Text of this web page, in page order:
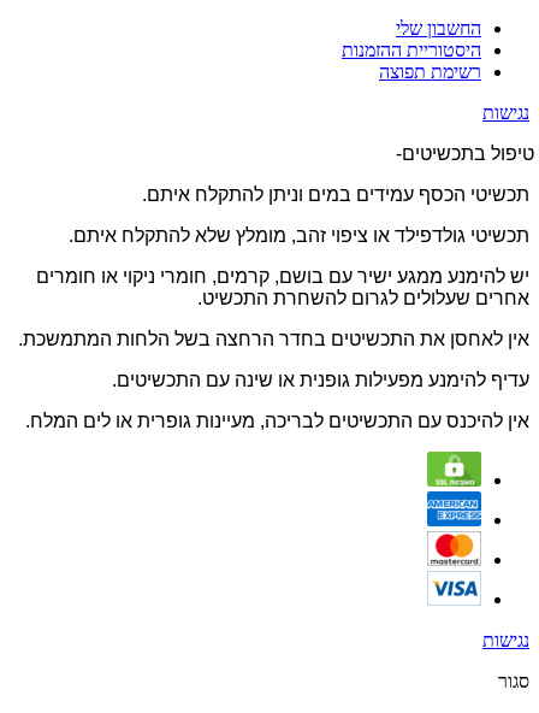
החשבון שלי
היסטוריית ההזמנות
רשימת תפוצה
נגישות
טיפול בתכשיטים-
תכשיטי הכסף עמידים במים וניתן להתקלח איתם.
תכשיטי גולדפילד או ציפוי זהב, מומלץ שלא להתקלח איתם.
יש להימנע ממגע ישיר עם בושם, קרמים, חומרי ניקוי או חומרים
אחרים שעלולים לגרום להשחרת התכשיט.
אין לאחסן את התכשיטים בחדר הרחצה בשל הלחות המתמשכת.
עדיף להימנע מפעילות גופנית או שינה עם התכשיטים.
אין להיכנס עם התכשיטים לבריכה, מעיינות גופרית או לים המלח.
נגישות
סגור